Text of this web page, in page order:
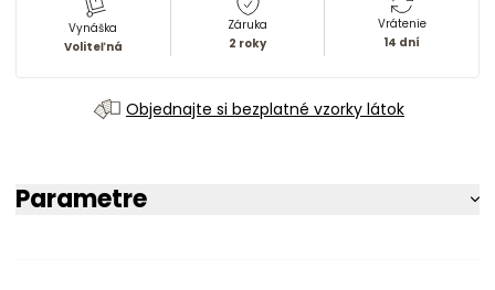
Vynáška
Voliteľná
Záruka
2 roky
Vrátenie
14 dní
Objednajte si bezplatné vzorky látok
Parametre